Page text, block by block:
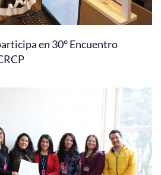
en 30° Encuentro